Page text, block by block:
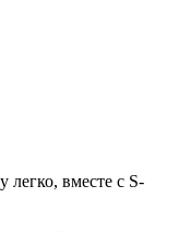
вместе с S-